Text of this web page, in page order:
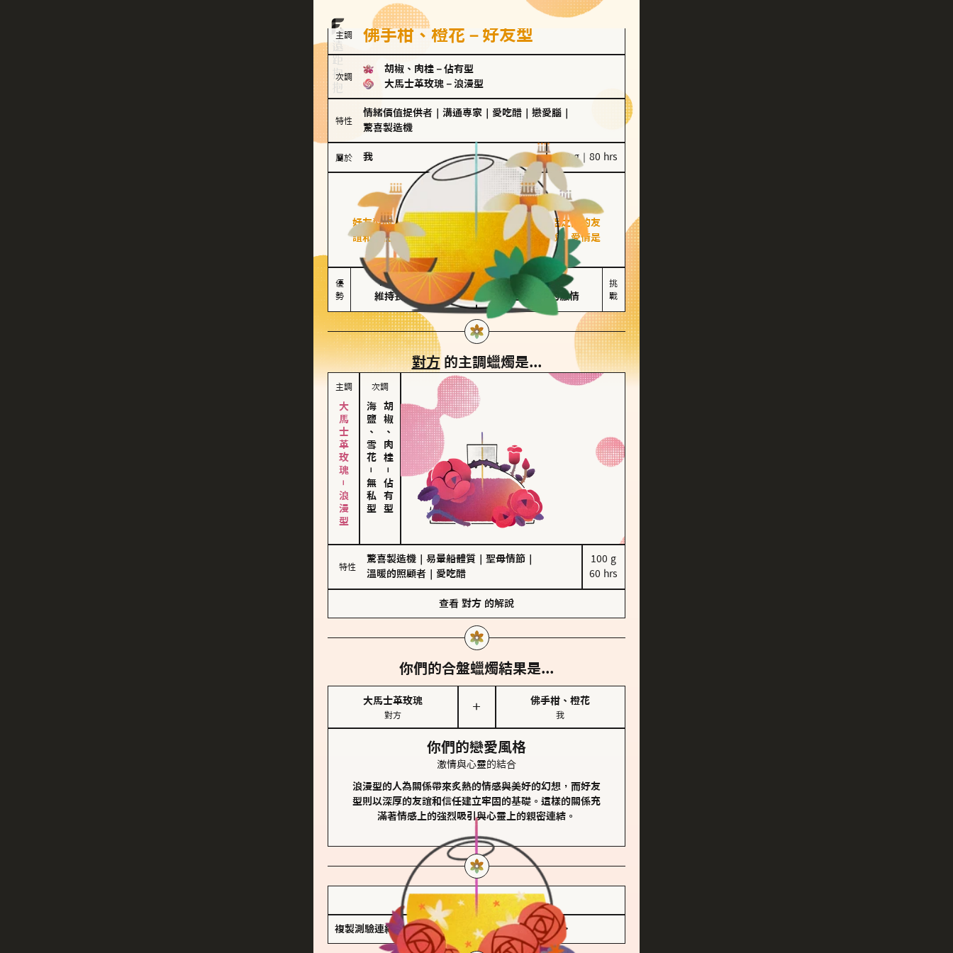
主調 佛手柑、橙花－好友型
次調
胡椒、肉桂 － 佔有型
大馬士革玫瑰 － 浪漫型
特性
情緒價值提供者 溝通專家 愛吃醋 戀愛腦
驚喜製造機
屬於 我 100 g｜80 hrs
好友型的人喜歡分享生活中的點滴，重視與伴侶之間的友
誼和信任，穩定感是重要的關鍵詞。對他們來說，愛情是
心靈深處的共鳴和理解。
優
勢
擅長聆聽與溝通
維持長期穩定關係
不喜歡變化
缺乏關係中的激情
挑
戰
對方的主調蠟燭是...
主調
大馬士革玫瑰－浪漫型
次調
海鹽、雪花
－
無私型
胡椒、肉桂
－
佔有型
特性
驚喜製造機 易暈船體質 聖母情節
溫暖的照顧者
愛吃醋
100 g
60 hrs
查看 對方 的解說
你們的合盤蠟燭結果是...
大馬士革玫瑰
對方
＋
佛手柑、橙花
我
你們的戀愛風格
激情與心靈的結合
浪漫型的人為關係帶來炙熱的情感與美好的幻想，而好友
型則以深厚的友誼和信任建立牢固的基礎。這樣的關係充
滿著情感上的強烈吸引與心靈上的親密連結。
儲存我的結果圖
複製測驗連結 查看香氛類型全解析 >>>